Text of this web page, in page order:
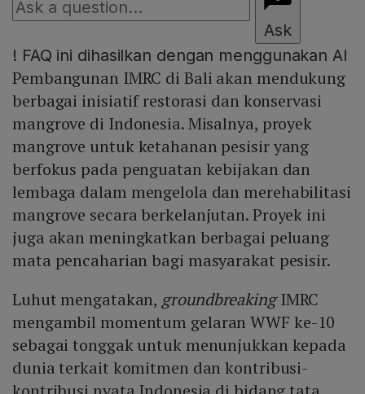
Ask
! FAQ ini dihasilkan dengan menggunakan AI
Pembangunan IMRC di Bali akan mendukung
berbagai inisiatif restorasi dan konservasi
mangrove di Indonesia. Misalnya, proyek
mangrove untuk ketahanan pesisir yang
berfokus pada penguatan kebijakan dan
lembaga dalam mengelola dan merehabilitasi
mangrove secara berkelanjutan. Proyek ini
juga akan meningkatkan berbagai peluang
mata pencaharian bagi masyarakat pesisir.
Luhut mengatakan, groundbreakingIMRC
mengambil momentum gelaran WWF ke-10
sebagai tonggak untuk menunjukkan kepada
dunia terkait komitmen dan kontribusi-